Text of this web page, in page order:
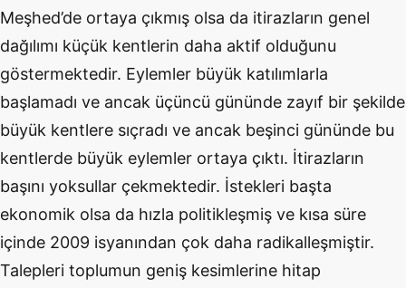
Meşhed’de ortaya çıkmış olsa da itirazların genel
dağılımı küçük kentlerin daha aktif olduğunu
göstermektedir. Eylemler büyük katılımlarla
başlamadı ve ancak üçüncü gününde zayıf bir şekilde
büyük kentlere sıçradı ve ancak beşinci gününde bu
kentlerde büyük eylemler ortaya çıktı. İtirazların
başını yoksullar çekmektedir. İstekleri başta
ekonomik olsa da hızla politikleşmiş ve kısa süre
içinde 2009 isyanından çok daha radikalleşmiştir.
Talepleri toplumun geniş kesimlerine hitap